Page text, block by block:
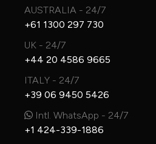
AUSTRALIA - 24/7
+61 1300 297 730
UK - 24/7
+44 20 4586 9665
ITALY - 24/7
+39 06 9450 5426
Intl. WhatsApp - 24/7
+1 424-339-1886